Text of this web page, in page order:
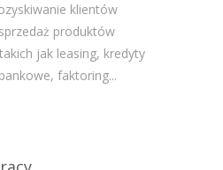
klientów
produktów
jak leasing, kredyty
faktoring...